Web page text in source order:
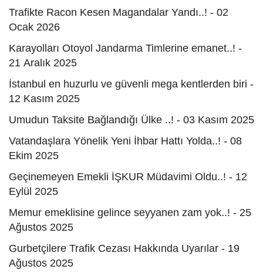
Trafikte Racon Kesen Magandalar Yandı..! - 02
Ocak 2026
Karayolları Otoyol Jandarma Timlerine emanet..! -
21 Aralık 2025
İstanbul en huzurlu ve güvenli mega kentlerden biri -
12 Kasım 2025
Umudun Taksite Bağlandığı Ülke ..! - 03 Kasım 2025
Vatandaşlara Yönelik Yeni İhbar Hattı Yolda..! - 08
Ekim 2025
Geçinemeyen Emekli İŞKUR Müdavimi Oldu..! - 12
Eylül 2025
Memur emeklisine gelince seyyanen zam yok..! - 25
Ağustos 2025
Gurbetçilere Trafik Cezası Hakkında Uyarılar - 19
Ağustos 2025